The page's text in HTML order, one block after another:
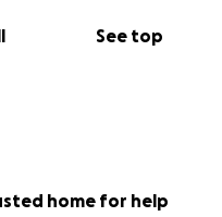
See top
home for help